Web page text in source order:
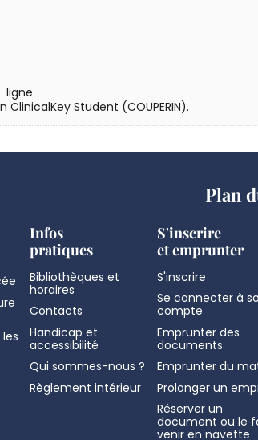
ligne
ClinicalKey Student (COUPERIN).
Plan
Infos
pratiques
Bibliothèques et
horaires
Contacts
Handicap et
accessibilité
Qui sommes-nous ?
Règlement intérieur
S'inscrire
et emprunter
S'inscrire
Se connecter à
compte
Emprunter des
documents
Emprunter du
Prolonger un
Réserver un
document ou le
venir en navette